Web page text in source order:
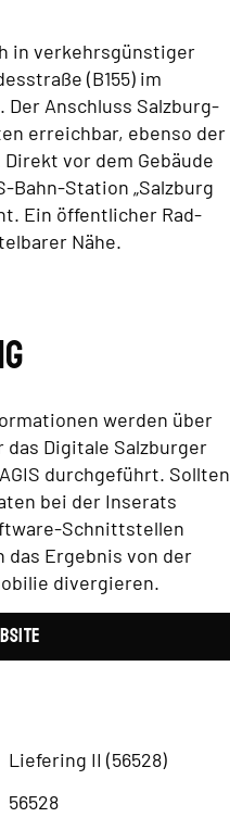
in verkehrsgünstiger
(B155) im
Anschluss Salzburg-
erreichbar, ebenso der
vor dem Gebäude
Bahn-Station „Salzburg
Ein öffentlicher Rad-
Nähe.
werden über
Digitale Salzburger
durchgeführt. Sollten
bei der Inserats
Schnittstellen
Ergebnis von der
divergieren.
Liefering II (56528)
56528